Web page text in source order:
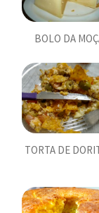
BOLO DA
TORTA DE